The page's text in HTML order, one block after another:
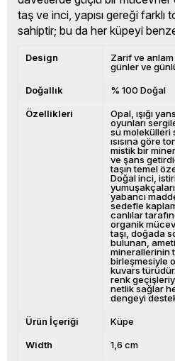
taş ve inci, yapısı gereği farklı
sahiptir; bu da her küpeyi
Design
Zarif ve
günler ve
Doğallık % 100 Doğal
Özellikleri
Opal, ışığı
oyunları
su molekülleri
ısısına göre
mistik bir
ve şans
taşın temel
Doğal inci,
yabancı
sedefle
canlılar
organik
taşı, doğada
bulunan,
minerallerinin
birleşmesiyle
kuvars
renk
netlik sağlar
dengeyi
Ürün İçeriği Küpe
Width 1,6 cm